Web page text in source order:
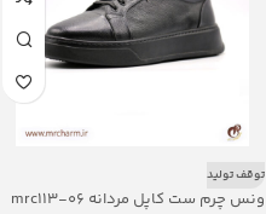
توقف تولید
ونس چرم ست کاپل مردانه mrc113-06